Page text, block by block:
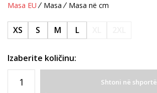
Masa EU Masa Masa në cm
XS S M L
Izaberite količinu:
Shtoni në shportë